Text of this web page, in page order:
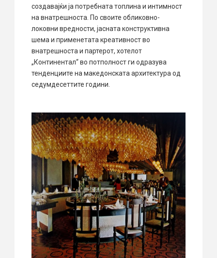
создавајќи ја потребната топлина и интимност
на внатрешноста. По своите обликовно-
локовни вредности, јасната конструктивна
шема и применетата креативност во
внатрешноста и партерот, хотелот
„Континентал“ во потполност ги одразува
тенденциите на македонската архитектура од
седумдесеттите години.